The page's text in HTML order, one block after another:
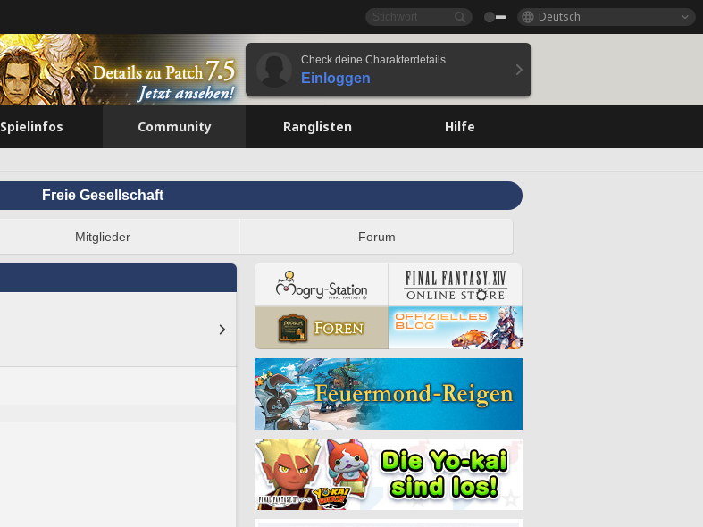
Deutsch
Check deine Charakterdetails
Einloggen
Spielinfos Community Ranglisten Hilfe
Freie Gesellschaft
Mitglieder Forum